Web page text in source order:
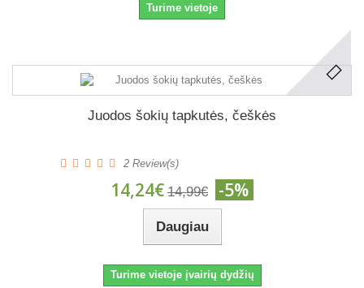
Turime vietoje
Juodos šokių tapkutės, češkės
2 Review(s)
14,24€ 14,99€ -5%
Daugiau
Turime vietoje įvairių dydžių